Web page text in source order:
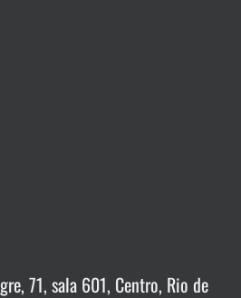
71, sala 601, Centro, Rio de